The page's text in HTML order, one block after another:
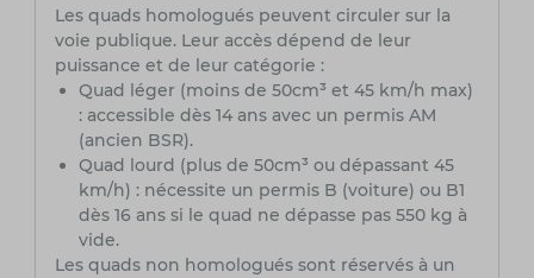
Les quads homologués peuvent circuler sur la
voie publique. Leur accès dépend de leur
puissance et de leur catégorie :
Quad léger (moins de 50cm³ et 45 km/h max)
: accessible dès 14 ans avec un permis AM
(ancien BSR).
Quad lourd (plus de 50cm³ ou dépassant 45
km/h) : nécessite un permis B (voiture) ou B1
dès 16 ans si le quad ne dépasse pas 550 kg à
vide.
Les quads non homologués sont réservés à un